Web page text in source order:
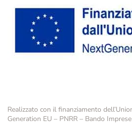
Realizzato con il finanziamento
Generation EU – PNRR – Bando